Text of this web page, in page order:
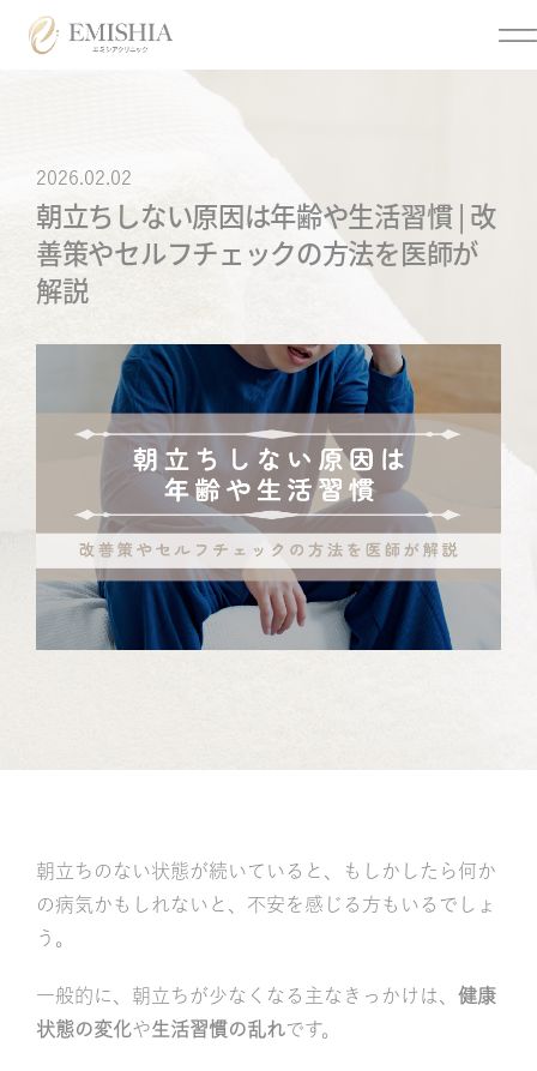
Menu
メニュー
クリニックについて
トップページ
クリニック情報
個人情報保護方針
オンライン診療利用規約
各種同意書
ご来院時の注意点につい
お問い合わせ
よくあるご質問
特定商取引法に基づく表
医療脱毛
オンライン診療
まつげ美容液
アフターピル
低用量ピル
痛風・尿酸値
ED・早漏防止
2026.02.02
朝立ちしない原因は年齢や生活習慣 | 改
善策やセルフチェックの方法を医師が
解説
朝立ちのない状態が続いていると、もしかしたら何か
の病気かもしれないと、不安を感じる方もいるでしょ
う。
一般的に、朝立ちが少なくなる主なきっかけは、 健康
状態の変化や生活習慣の乱れです。